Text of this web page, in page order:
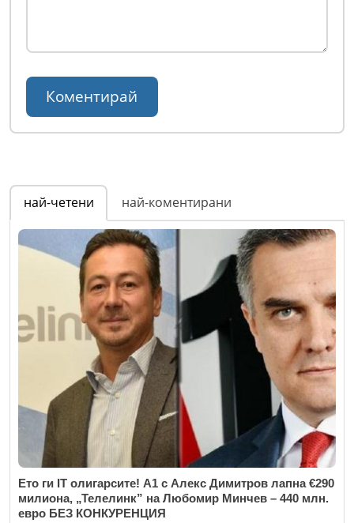
най-четени най-коментирани
Ето ги IT олигарсите! А1 с Алекс Димитров лапна €290
милиона, „Телелинк” на Любомир Минчев – 440 млн.
евро БЕЗ КОНКУРЕНЦИЯ